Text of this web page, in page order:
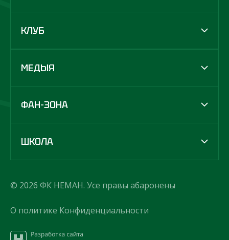
КЛУБ
МЕДЫЯ
ФАН-ЗОНА
ШКОЛА
© 2026 ФК НЕМАН. Усе правы абаронены
О политике Конфиденциальности